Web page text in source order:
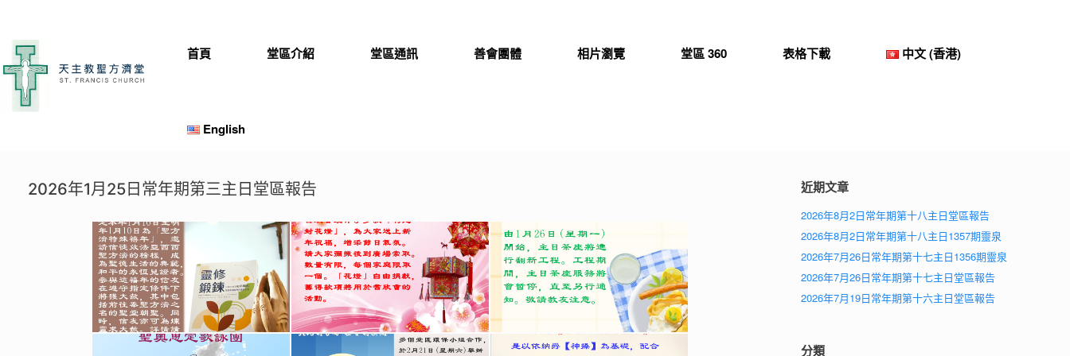
content
首頁 堂區介紹 堂區通訊 善會團體 相片瀏覽 堂區 360 表格下載 中文 (香港)
English
2026年1月25日常年期第三主日堂區報告
近期文章
2026年8月2日常年期第十八主日堂區報告
2026年8月2日常年期第十八主日1357期靈泉
2026年7月26日常年期第十七主日1356期靈泉
2026年7月26日常年期第十七主日堂區報告
2026年7月19日常年期第十六主日堂區報告
分類